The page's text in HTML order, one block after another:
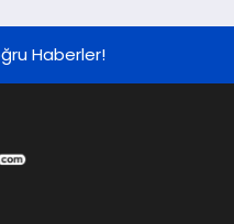
Haberler!